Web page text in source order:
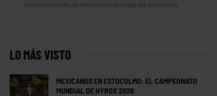
almacenamiento de información enviada por esta forma.
LO MÁS VISTO
MEXICANOS EN ESTOCOLMO: EL CAMPEONATO
MUNDIAL DE HYROX 2026